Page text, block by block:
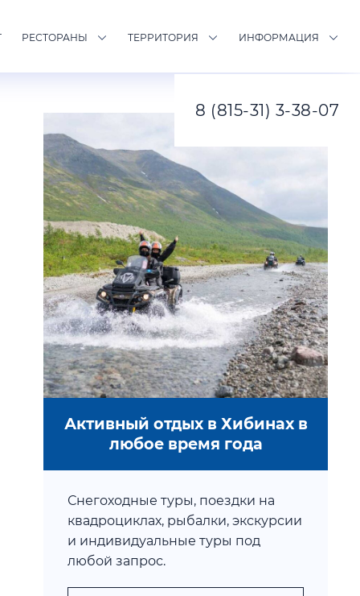
РЕСТОРАНЫ ТЕРРИТОРИЯ ИНФОРМАЦИЯ
8 (815-31) 3-38-07
Звонок или онлайн-чат
Активный отдых в Хибинах в
любое время года
Снегоходные туры, поездки на
квадроциклах, рыбалки, экскурсии
и индивидуальные туры под
любой запрос.